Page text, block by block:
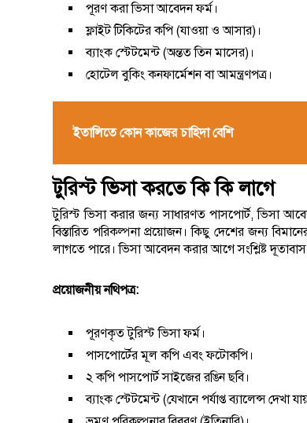
পূরণ করা ভিসা আবেদন ফর্ম।
ফ্লাইট টিকিটের কপি (যাওয়া ও আসার)।
ব্যাংক স্টেটমেন্ট (অন্তত তিন মাসের)।
হোটেল বুকিং কনফার্মেশন বা আমন্ত্রণপত্র।
ইতালিতে কোন কাজের চাহিদা বেশি
টুরিস্ট ভিসা করতে কি কি লাগে
টুরিস্ট ভিসা করার জন্য সাধারণত পাসপোর্ট, ভিসা
বিস্তারিত পরিকল্পনা প্রয়োজন। কিছু দেশের জন্য
লাগতে পারে। ভিসা আবেদন করার আগে সংশ্লিষ্ট
প্রয়োজনীয় নথিপত্র:
পূরণকৃত টুরিস্ট ভিসা ফর্ম।
পাসপোর্টের মূল কপি এবং ফটোকপি।
২ কপি পাসপোর্ট সাইজের রঙিন ছবি।
ব্যাংক স্টেটমেন্ট (যেখানে পর্যাপ্ত ব্যালেন্স দেখা